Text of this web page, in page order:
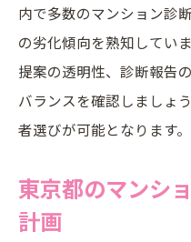
内で多数のマンション診
の劣化傾向を熟知してい
提案の透明性、診断報告
バランスを確認しましょ
者選びが可能となります。
東京都のマンシ
計画